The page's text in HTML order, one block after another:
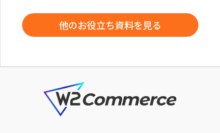
他のお役立ち資料を見る